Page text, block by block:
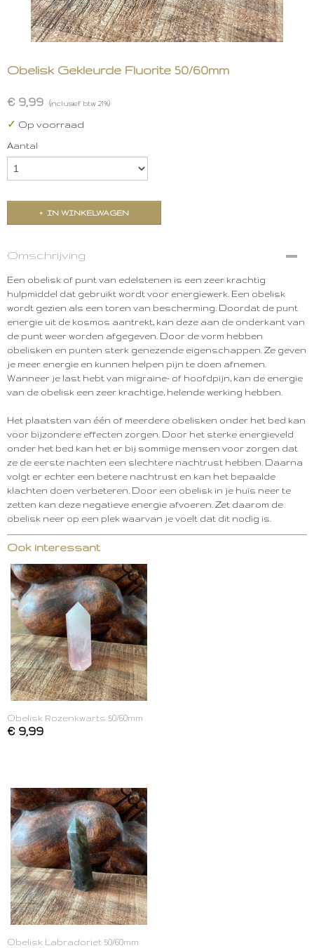
Obelisk Gekleurde Fluorite 50/60mm
€ 9,99 (inclusief btw 21%)
✓ Op voorraad
Aantal
IN WINKELWAGEN
Omschrijving
Een obelisk of punt van edelstenen is een zeer krachtig
hulpmiddel dat gebruikt wordt voor energiewerk. Een obelisk
wordt gezien als een toren van bescherming. Doordat de punt
energie uit de kosmos aantrekt, kan deze aan de onderkant van
de punt weer worden afgegeven. Door de vorm hebben
obelisken en punten sterk genezende eigenschappen. Ze geven
je meer energie en kunnen helpen pijn te doen afnemen.
Wanneer je last hebt van migraine- of hoofdpijn, kan de energie
van de obelisk een zeer krachtige, helende werking hebben.
Het plaatsten van één of meerdere obelisken onder het bed kan
voor bijzondere effecten zorgen. Door het sterke energieveld
onder het bed kan het er bij sommige mensen voor zorgen dat
ze de eerste nachten een slechtere nachtrust hebben. Daarna
volgt er echter een betere nachtrust en kan het bepaalde
klachten doen verbeteren. Door een obelisk in je huis neer te
zetten kan deze negatieve energie afvoeren. Zet daarom de
obelisk neer op een plek waarvan je voelt dat dit nodig is.
Ook interessant
Obelisk Rozenkwarts 50/60mm
€ 9,99
Obelisk Labradoriet 50/60mm